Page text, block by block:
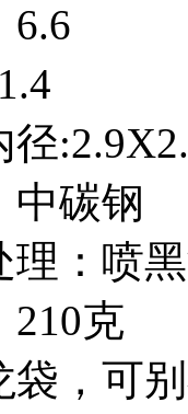
6.6
径
中碳钢
理：喷
210克
袋，可